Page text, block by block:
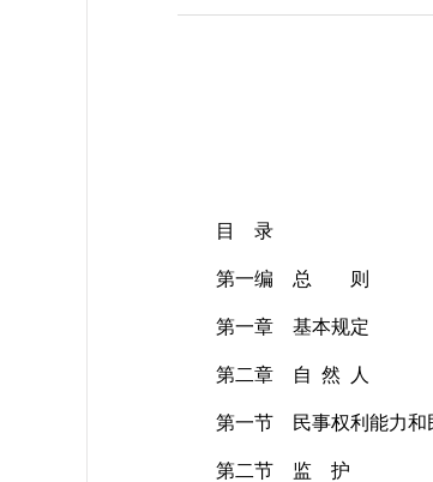
目 录
第一编 总 则
第一章 基本规定
第二章 自 然 人
第一节 民事权利能力和
第二节 监 护